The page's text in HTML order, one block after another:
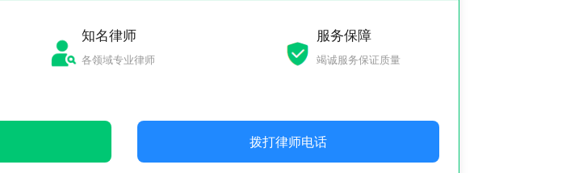
知名律师
各领域专业律师
服务保障
竭诚服务保证质量
拨打律师电话